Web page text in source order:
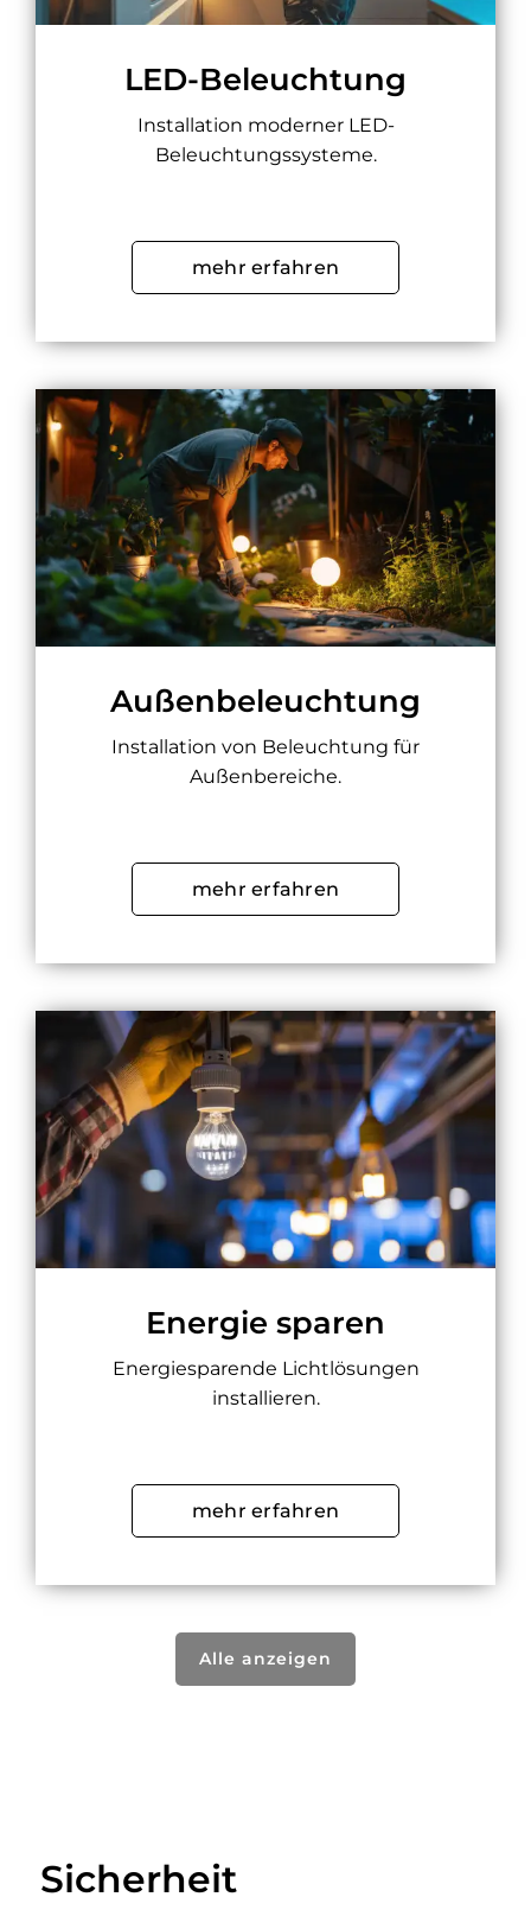
LED-Beleuchtung
Installation moderner LED-
Beleuchtungssysteme.
mehr erfahren
Außenbeleuchtung
Installation von Beleuchtung für
Außenbereiche.
mehr erfahren
Energie sparen
Energiesparende Lichtlösungen
installieren.
mehr erfahren
Alle anzeigen
Sicherheit